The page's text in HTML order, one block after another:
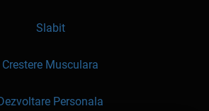
Slabit
Crestere Musculara
Personala